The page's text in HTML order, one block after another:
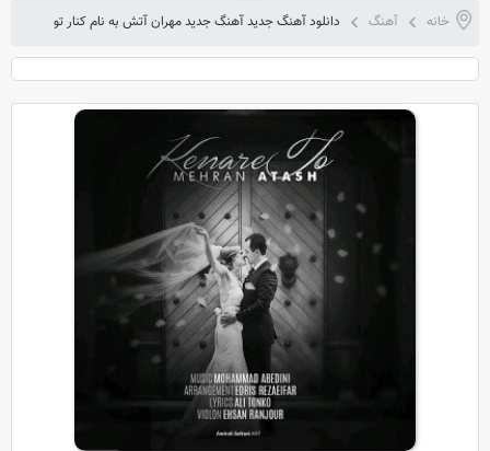
خانه آهنگ دانلود آهنگ جدید آهنگ جدید مهران آتش به نام کنار تو